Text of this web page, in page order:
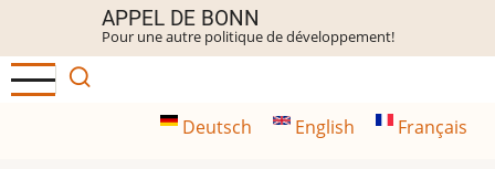
contenu
principal
APPEL DE BONN
Pour une autre politique de développement!
Deutsch English Français